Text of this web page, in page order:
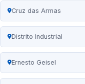
Cruz das Armas
Distrito Industrial
Ernesto Geisel